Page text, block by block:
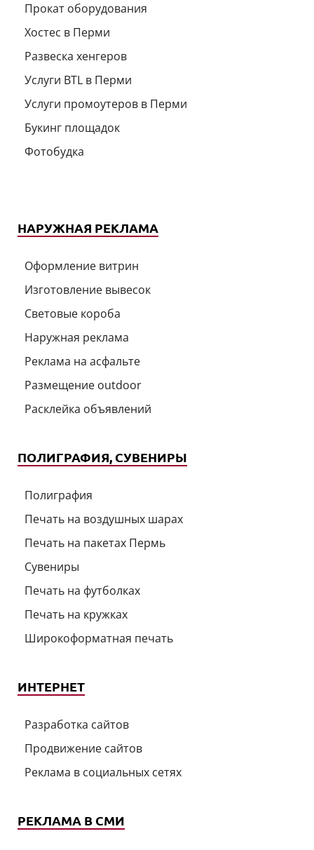
Прокат оборудования
Хостес в Перми
Развеска хенгеров
Услуги BTL в Перми
Услуги промоутеров в Перми
Букинг площадок
Фотобудка
НАРУЖНАЯ РЕКЛАМА
Оформление витрин
Изготовление вывесок
Световые короба
Наружная реклама
Реклама на асфальте
Размещение outdoor
Расклейка объявлений
ПОЛИГРАФИЯ, СУВЕНИРЫ
Полиграфия
Печать на воздушных шарах
Печать на пакетах Пермь
Сувениры
Печать на футболках
Печать на кружках
Широкоформатная печать
ИНТЕРНЕТ
Разработка сайтов
Продвижение сайтов
Реклама в социальных сетях
РЕКЛАМА В СМИ